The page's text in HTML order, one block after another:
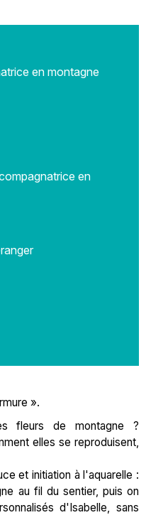
en montagne
en
».
fleurs de montagne ?
elles se reproduisent,
et initiation à l'aquarelle :
au fil du sentier, puis on
d'Isabelle, sans